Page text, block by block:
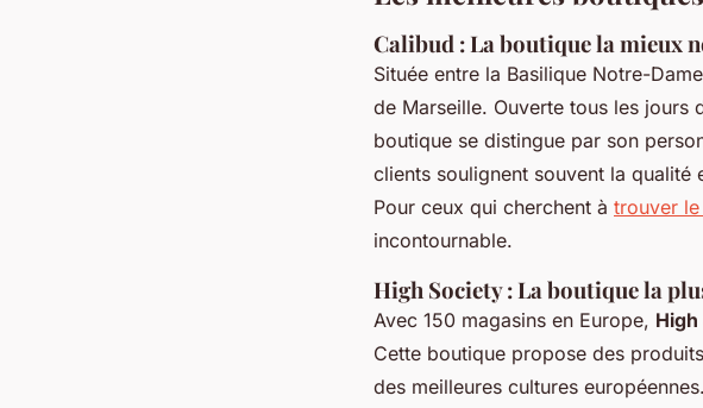
Calibud : La boutique la mieux
Située entre la Basilique Notre-
de Marseille. Ouverte tous les jours
boutique se distingue par son
clients soulignent souvent la
Pour ceux qui cherchent à trouver
incontournable.
High Society : La boutique la
Avec 150 magasins en Europe,
Cette boutique propose des
des meilleures cultures